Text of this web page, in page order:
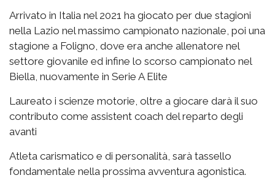
Arrivato in Italia nel 2021 ha giocato per due stagioni
nella Lazio nel massimo campionato nazionale, poi una
stagione a Foligno, dove era anche allenatore nel
settore giovanile ed infine lo scorso campionato nel
Biella, nuovamente in Serie A Elite
Laureato i scienze motorie, oltre a giocare darà il suo
contributo come assistent coach del reparto degli
avanti
Atleta carismatico e di personalità, sarà tassello
fondamentale nella prossima avventura agonistica.